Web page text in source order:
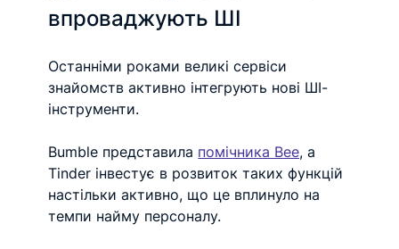
впроваджують ШІ
Останніми роками великі сервіси
знайомств активно інтегрують нові ШІ-
інструменти.
Bumble представила помічника Bee, а
Tinder інвестує в розвиток таких функцій
настільки активно, що це вплинуло на
темпи найму персоналу.